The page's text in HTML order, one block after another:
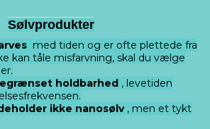
Sølvprodukter
med tiden og er ofte plettede fra
kan tåle misfarvning, skal du vælge
holdbarhed , levetiden
ikke nanosølv , men et tykt